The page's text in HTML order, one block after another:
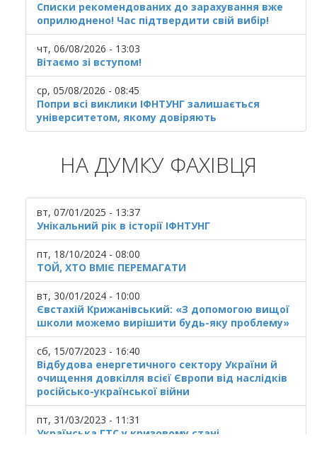
Списки рекомендованих до зарахування вже
оприлюднено! Час підтвердити свій вибір!
чт, 06/08/2026 - 13:03
Вітаємо зі вступом!
ср, 05/08/2026 - 08:45
Попри всі виклики ІФНТУНГ залишається
університетом, якому довіряють
НА ДУМКУ ФАХІВЦЯ
вт, 07/01/2025 - 13:37
Унікальний рік в історії ІФНТУНГ
пт, 18/10/2024 - 08:00
ТОЙ, ХТО ВМІЄ ПЕРЕМАГАТИ
вт, 30/01/2024 - 10:00
Євстахій Крижанівський: «З допомогою вищої
школи можемо вирішити будь-яку проблему»
сб, 15/07/2023 - 16:40
Відбудова енергетичного сектору України й
очищення довкілля всієї Європи від наслідків
російсько-української війни
пт, 31/03/2023 - 11:31
Українська ГТС у кризовому стані